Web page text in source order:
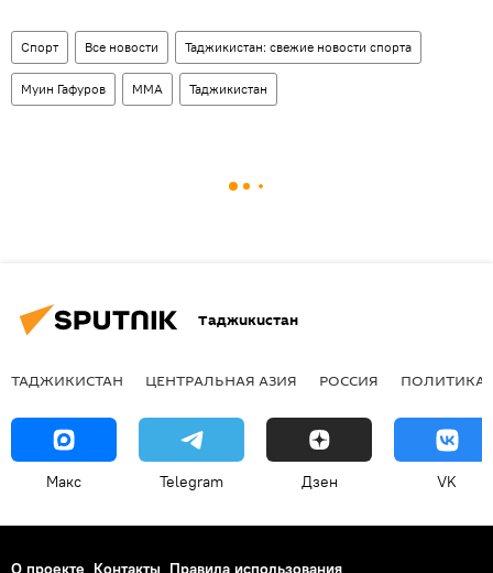
Спорт Все новости Таджикистан: свежие новости спорта
Муин Гафуров ММА Таджикистан
Таджикистан
ТАДЖИКИСТАН ЦЕНТРАЛЬНАЯ АЗИЯ РОССИЯ ПОЛИТИКА
Макс Telegram Дзен VK
О проекте Контакты Правила использования